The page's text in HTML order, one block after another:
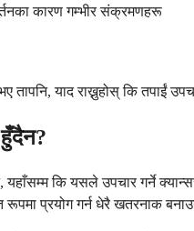
कारण गम्भीर संक्रमणहरू
याद राख्नुहोस् कि तपाईं
कि यसले उपचार गर्ने
प्रयोग गर्न धेरै खतरनाक